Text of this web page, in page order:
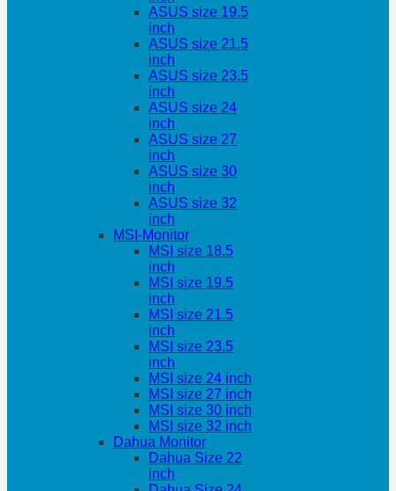
ASUS size 19.5
inch
ASUS size 21.5
inch
ASUS size 23.5
inch
ASUS size 24
inch
ASUS size 27
inch
ASUS size 30
inch
ASUS size 32
inch
MSI-Monitor
MSI size 18.5
inch
MSI size 19.5
inch
MSI size 21.5
inch
MSI size 23.5
inch
MSI size 24 inch
MSI size 27 inch
MSI size 30 inch
MSI size 32 inch
Dahua Monitor
Dahua Size 22
inch